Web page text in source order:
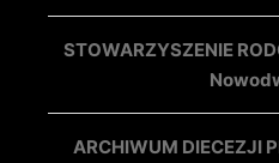
STOWARZYSZENIE
ARCHIWUM DIECEZJI